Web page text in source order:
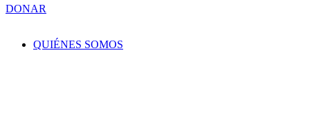
DONAR
QUIÉNES SOMOS